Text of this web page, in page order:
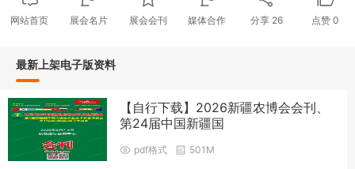
网站首页 展会名片 展会会刊 媒体合作 分享 26 点赞0
最新上架电子版资料
【自行下载】2026新疆农博会会刊、
第24届中国新疆国
pdf格式 501M